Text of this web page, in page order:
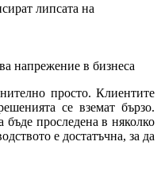
липсата на
напрежение в бизнеса
просто. Клиентите
се вземат бързо.
проследена в няколко
е достатъчна, за да